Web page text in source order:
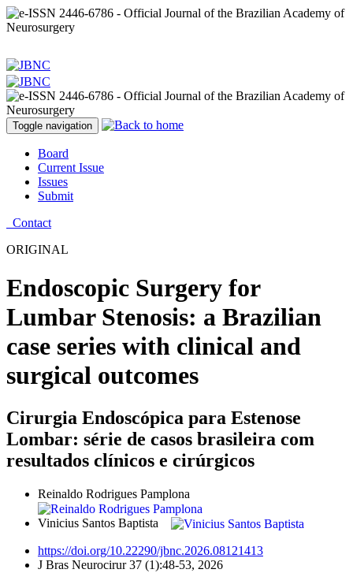
Toggle navigation
Board
Current Issue
Issues
Submit
Contact
ORIGINAL
Endoscopic Surgery for
Lumbar Stenosis: a Brazilian
case series with clinical and
surgical outcomes
Cirurgia Endoscópica para Estenose
Lombar: série de casos brasileira com
resultados clínicos e cirúrgicos
Reinaldo Rodrigues Pamplona
Vinicius Santos Baptista
https://doi.org/10.22290/jbnc.2026.08121413
J Bras Neurocirur 37 (1):48-53, 2026